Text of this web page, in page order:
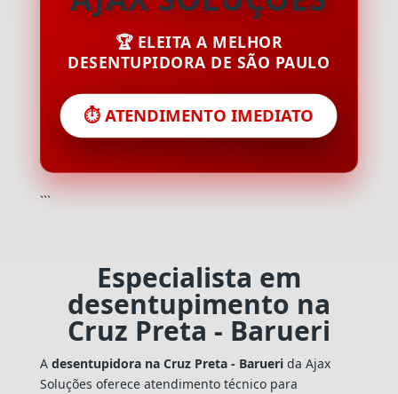
🏆 ELEITA A MELHOR
DESENTUPIDORA DE SÃO PAULO
⏱️ ATENDIMENTO IMEDIATO
```
Especialista em
desentupimento na
Cruz Preta - Barueri
A desentupidora na Cruz Preta - Baruerida Ajax
Soluções oferece atendimento técnico para